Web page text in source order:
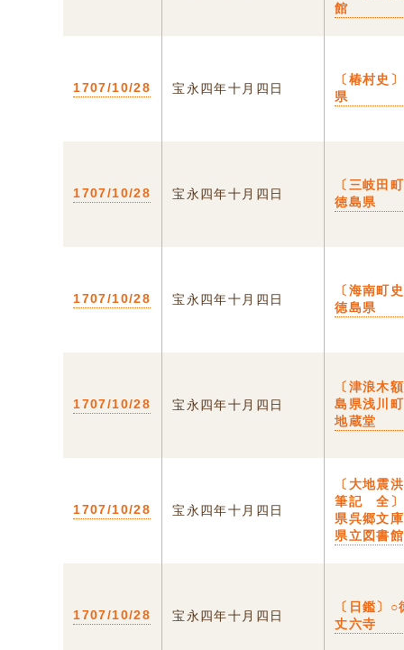
館
1707/10/28 宝永四年十月四日
〔椿村史
県
1707/10/28 宝永四年十月四日
〔三岐田
徳島県
1707/10/28 宝永四年十月四日
〔海南町
徳島県
1707/10/28 宝永四年十月四日
〔津浪木
島県浅川
地蔵堂
1707/10/28 宝永四年十月四日
〔大地震
筆記 全〕
県呉郷文
県立図書館
1707/10/28 宝永四年十月四日
〔日鑑〕
丈六寺